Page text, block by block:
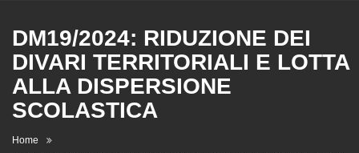
DM19/2024: RIDUZIONE DEI
DIVARI TERRITORIALI E LOTTA
ALLA DISPERSIONE
SCOLASTICA
Home